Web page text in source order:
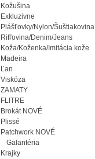
Kožušina
Exkluzivne
Plášťovky/Nylon/Šuštiakovina
Rifľovina/Denim/Jeans
Koža/Koženka/Imitácia kože
Madeira
Ľan
Viskóza
ZAMATY
FLITRE
Brokát NOVÉ
Plissé
Patchwork NOVÉ
Galantéria
Krajky